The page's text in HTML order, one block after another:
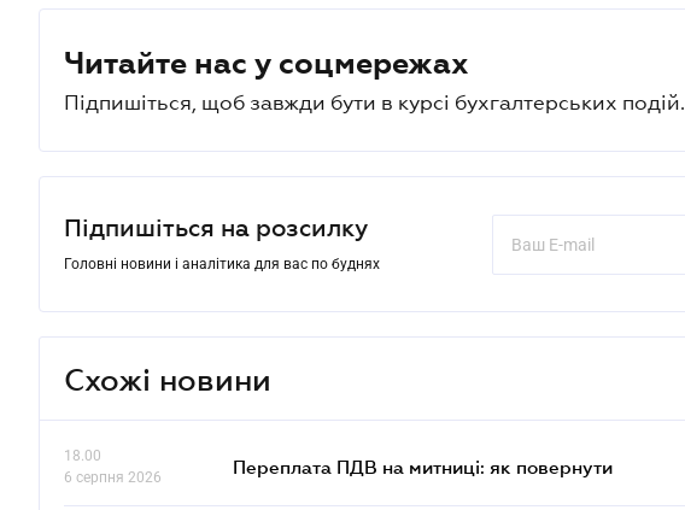
Читайте нас у соцмережах
Підпишіться, щоб завжди бути в курсі бухгалтерських подій.
Підпишіться на розсилку
Головні новини і аналітика для вас по буднях
Схожі новини
18.00
6 серпня 2026
Переплата ПДВ на митниці: як повернути